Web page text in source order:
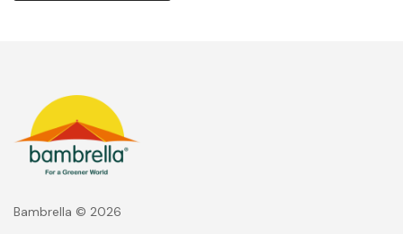
Bambrella © 2026